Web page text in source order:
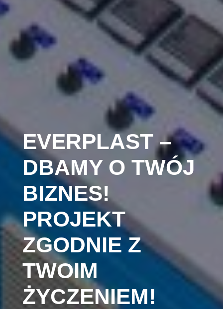
EVERPLAST –
DBAMY O TWÓJ
BIZNES!
PROJEKT
ZGODNIE Z
TWOIM
ŻYCZENIEM!